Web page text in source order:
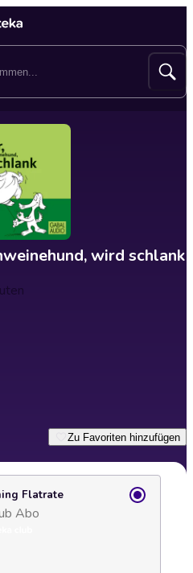
wird schlank
Zu Favoriten hinzufügen
Flatrate
Abo